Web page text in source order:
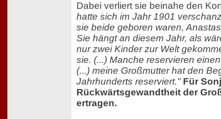
Dabei verliert sie beinahe den
hatte sich im Jahr 1901
sie beide geboren waren,
Sie hängt an diesem Jahr, als
nur zwei Kinder zur Welt
sie. (...) Manche reservieren
(...) meine Großmutter hat den
Jahrhunderts reserviert." Für
Rückwärtsgewandtheit der
ertragen.